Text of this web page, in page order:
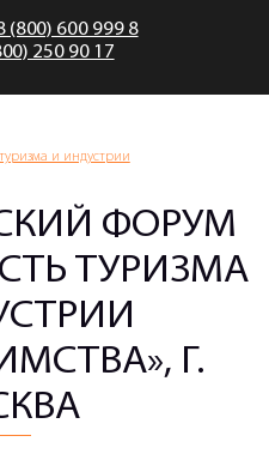
(800) 600 999 8
250 90 17
и индустрии
ФОРУМ
ТУРИЗМА
Г.